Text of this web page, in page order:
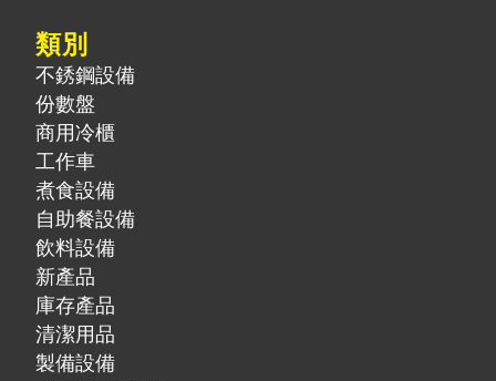
類別
不銹鋼設備
份數盤
商用冷櫃
工作車
煮食設備
自助餐設備
飲料設備
新產品
庫存產品
清潔用品
製備設備